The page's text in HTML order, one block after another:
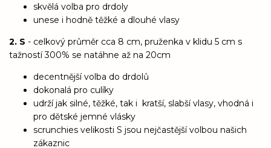
skvělá volba pro drdoly
unese i hodně těžké a dlouhé vlasy
2. S - celkový průměr cca 8 cm, pruženka v klidu 5 cm s
tažností 300% se natáhne až na 20cm
decentnější volba do drdolů
dokonalá pro culíky
udrží jak silné, těžké, tak i kratší, slabší vlasy, vhodná i
pro dětské jemné vlásky
scrunchies velikosti S jsou nejčastější volbou našich
zákaznic